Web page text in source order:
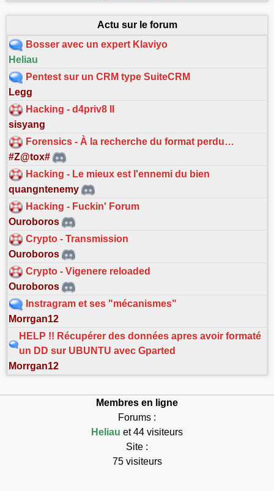
Actu sur le forum
Bosser avec un expert Klaviyo
Heliau
Pentest sur un CRM type SuiteCRM
Legg
Hacking - d4priv8 II
sisyang
Forensics - À la recherche du format perdu…
#Z@tox#
Hacking - Le mieux est l'ennemi du bien
quangntenemy
Hacking - Fuckin' Forum
Ouroboros
Crypto - Transmission
Ouroboros
Crypto - Vigenere reloaded
Ouroboros
Instragram et ses "mécanismes"
Morrgan12
HELP !! Récupérer des données apres avoir formaté
un DD sur UBUNTU avec Gparted
Morrgan12
Membres en ligne
Forums :
Heliau et 44 visiteurs
Site :
75 visiteurs